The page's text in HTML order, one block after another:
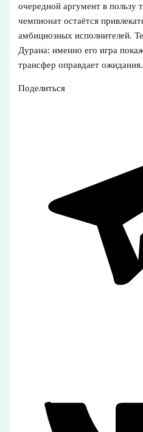
очередной аргумент в пользу
чемпионат остаётся
амбициозных исполнителей.
Дурана: именно его игра
трансфер оправдает ожидания.
Поделиться